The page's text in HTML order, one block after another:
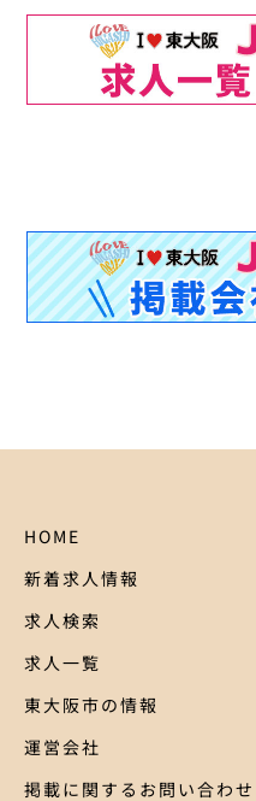
HOME
新着求人情報
求人検索
求人一覧
東大阪市の情報
運営会社
掲載に関するお問い合わせ